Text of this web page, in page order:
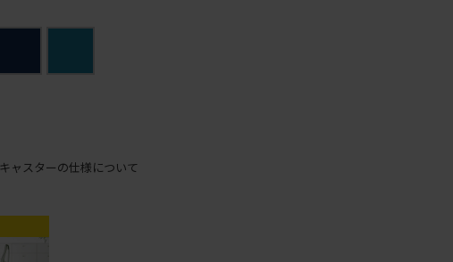
キャスターの仕様について